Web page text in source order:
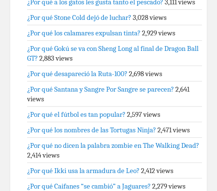
¿Por qué Stone Cold dejó de luchar? 3,028 views
¿Por qué los calamares expulsan tinta? 2,929 views
¿Por qué Gokú se va con Sheng Long al final de Dragon Ball
GT? 2,883 views
¿Por qué desapareció la Ruta-100? 2,698 views
¿Por qué Santana y Sangre Por Sangre se parecen? 2,641
views
¿Por qué el fútbol es tan popular? 2,597 views
¿Por qué los nombres de las Tortugas Ninja? 2,471 views
¿Por qué no dicen la palabra zombie en The Walking Dead?
2,414 views
¿Por qué Ikki usa la armadura de Leo? 2,412 views
¿Por qué Caifanes “se cambió” a Jaguares? 2,279 views